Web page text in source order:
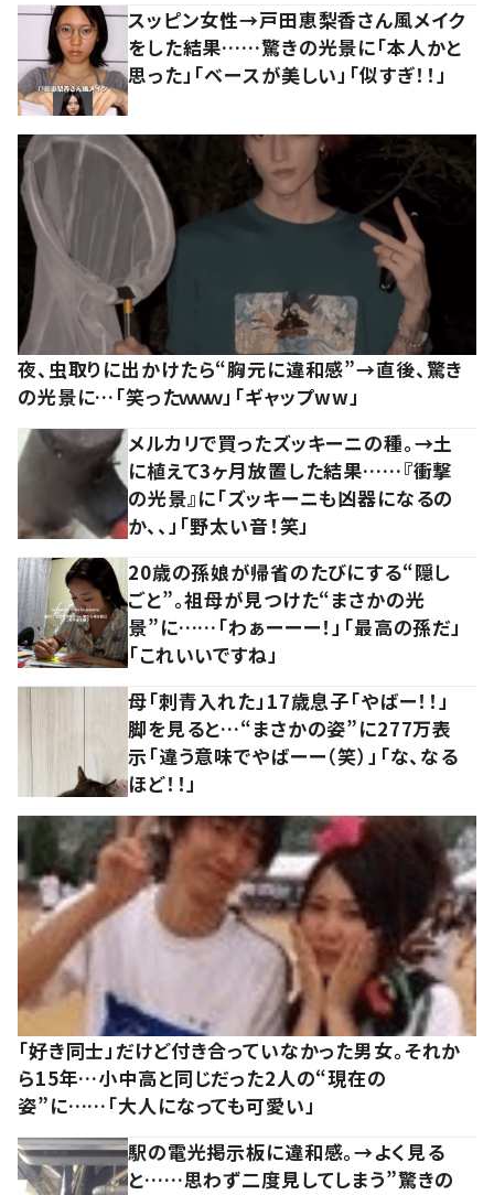
スッピン女性→戸田恵梨香さん風メイク
をした結果……驚きの光景に「本人かと
思った」「ベースが美しい」「似すぎ！！」
夜、虫取りに出かけたら“胸元に違和感”→直後、驚き
の光景に…「笑ったｗｗｗ」「ギャップww」
メルカリで買ったズッキーニの種。→土
に植えて3ヶ月放置した結果……『衝撃
の光景』に「ズッキーニも凶器になるの
か、、」「野太い音！笑」
20歳の孫娘が帰省のたびにする“隠し
ごと”。祖母が見つけた“まさかの光
景”に……「わぁーーー！」「最高の孫だ」
「これいいですね」
母「刺青入れた」17歳息子「やばー！！」
脚を見ると…“まさかの姿”に277万表
示「違う意味でやばーー（笑）」「な、なる
ほど！！」
「好き同士」だけど付き合っていなかった男女。それか
ら15年…小中高と同じだった2人の“現在の
姿”に……「大人になっても可愛い」
駅の電光掲示板に違和感。→よく見る
と……思わず二度見してしまう”驚きの